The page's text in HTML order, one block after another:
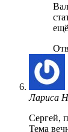
Лариса
Сергей,
Тема